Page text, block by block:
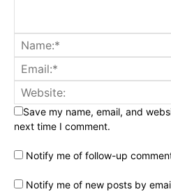
Save my name, email, and
next time I comment.
Notify me of follow-up
Notify me of new posts by